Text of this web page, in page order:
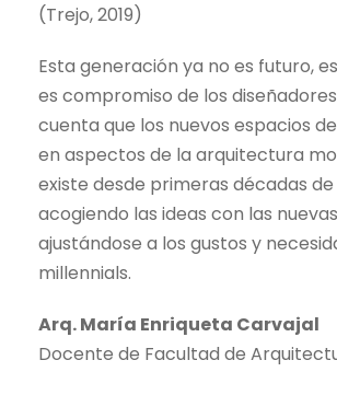
(Trejo, 2019)
Esta generación ya no es futuro,
es compromiso de los
cuenta que los nuevos espacios
en aspectos de la arquitectura
existe desde primeras décadas de
acogiendo las ideas con las
ajustándose a los gustos y
millennials.
Arq. María Enriqueta Carvajal
Docente de Facultad de